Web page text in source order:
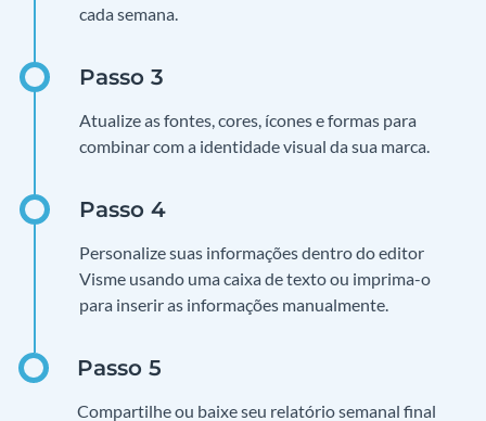
cada semana.
Atualize as fontes, cores, ícones e formas para
combinar com a identidade visual da sua marca.
Personalize suas informações dentro do editor
Visme usando uma caixa de texto ou imprima-o
para inserir as informações manualmente.
Compartilhe ou baixe seu relatório semanal final